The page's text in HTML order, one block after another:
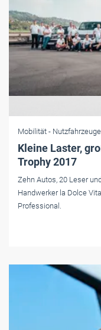
Mobilität - Nutzfahrzeuge
Kleine Laster,
Trophy 2017
Zehn Autos, 20 Leser
Handwerker la Dolce
Professional.